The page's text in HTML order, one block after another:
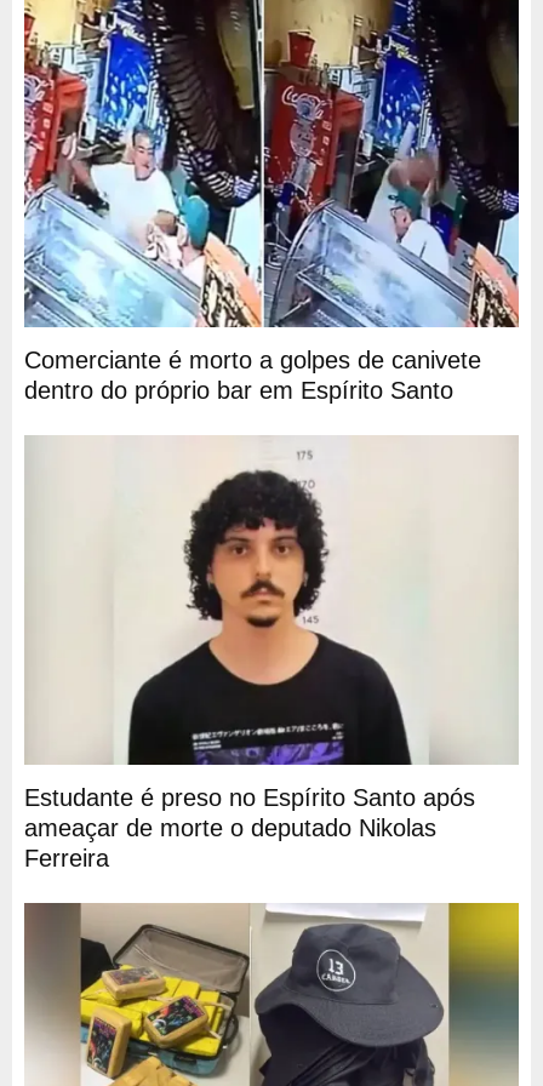
Comerciante é morto a golpes de canivete
dentro do próprio bar em Espírito Santo
Estudante é preso no Espírito Santo após
ameaçar de morte o deputado Nikolas
Ferreira